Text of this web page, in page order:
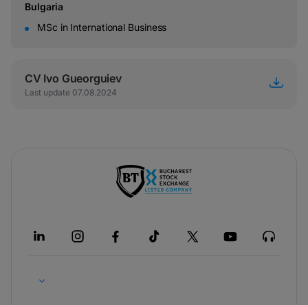
Bulgaria
MSc in International Business
CV Ivo Gueorguiev
Last update 07.08.2024
a